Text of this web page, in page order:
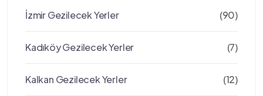
İzmir Gezilecek Yerler (90)
Kadıköy Gezilecek Yerler (7)
Kalkan Gezilecek Yerler (12)